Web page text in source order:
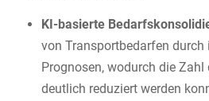
KI-basierte
von Transportbedarfen durch
Prognosen, wodurch die Zahl
deutlich reduziert werden